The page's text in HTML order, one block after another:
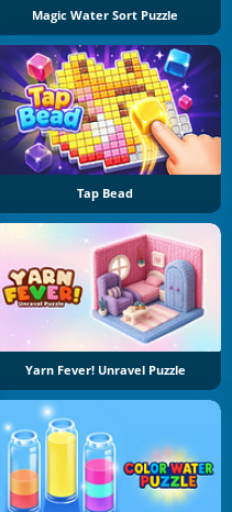
Magic Water Sort Puzzle
Tap Bead
Yarn Fever! Unravel Puzzle